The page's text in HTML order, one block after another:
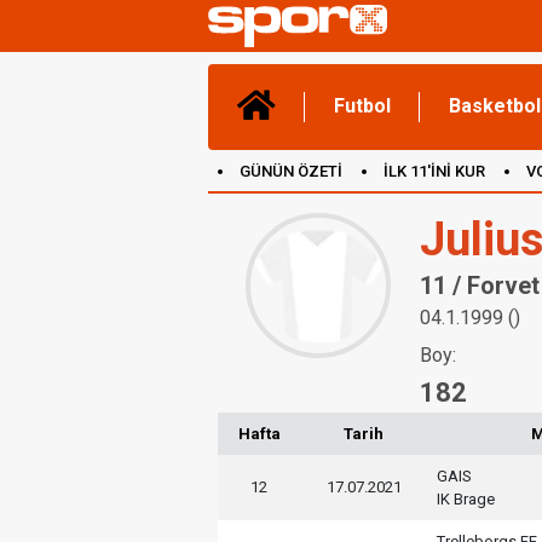
Futbol Basketbol
GÜNÜN ÖZETİ İLK 11'İNİ KUR
11 / Forvet
04.1.1999 ()
Boy:
182
Hafta Tarih
12 17.07.2021
GAIS
IK Brage